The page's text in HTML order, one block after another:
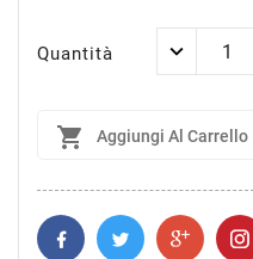
Quantità
 Aggiungi Al Carrello